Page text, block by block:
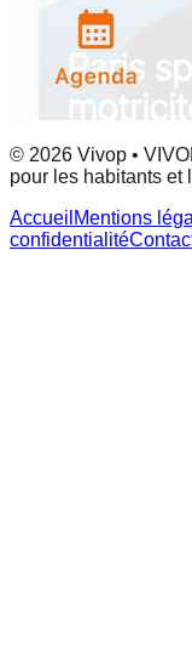
© 2026 Vivop •
pour les habitants et
Accueil Mentions
confidentialité